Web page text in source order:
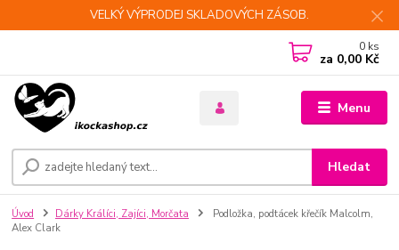
VELKÝ VÝPRODEJ SKLADOVÝCH ZÁSOB.
Menu
Hledat
0 ks
za 0,00 Kč
Úvod Dárky Králíci, Zajíci, Morčata
Podložka, podtácek křečík Malcolm,
Alex Clark